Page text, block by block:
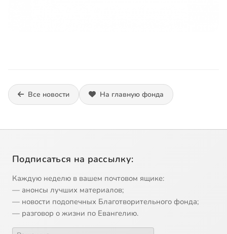
Все новости На главную фонда
Подписаться на рассылку:
Каждую неделю в вашем почтовом ящике:
— анонсы лучших материалов;
— новости подопечных Благотворительного фонда;
— разговор о жизни по Евангелию.